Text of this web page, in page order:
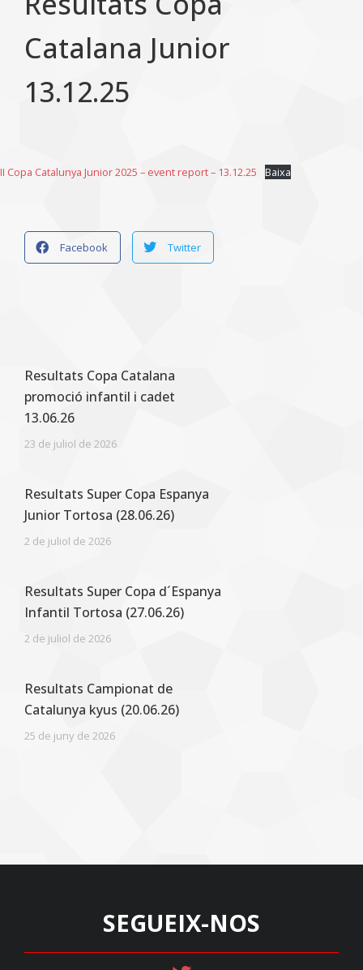
Catalana Junior
13.12.25
II Copa Catalunya Junior 2025 – event report – 13.12.25 Baixa
Facebook Twitter
Resultats Copa Catalana
promoció infantil i cadet
13.06.26
23 de juliol de 2026
Resultats Super Copa Espanya
Junior Tortosa (28.06.26)
2 de juliol de 2026
Resultats Super Copa d´Espanya
Infantil Tortosa (27.06.26)
2 de juliol de 2026
Resultats Campionat de
Catalunya kyus (20.06.26)
25 de juny de 2026
SEGUEIX-NOS